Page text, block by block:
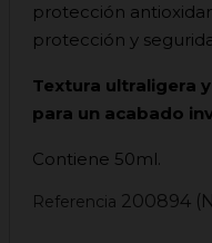
protección
protección y
Textura ultraligera
para un acabado
Contiene 50ml.
Referencia 200894